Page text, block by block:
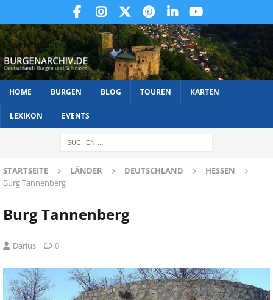
HOME BURGEN BLOG TOUREN KARTEN
LEXIKON EVENTS
STARTSEITE LÄNDER DEUTSCHLAND
HESSEN
Burg Tannenberg
Burg Tannenberg
Darius 0